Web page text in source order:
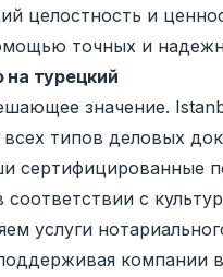
целостность и
точных и
турецкий
значение.
типов деловых
сертифицированные
соответствии с
услуги